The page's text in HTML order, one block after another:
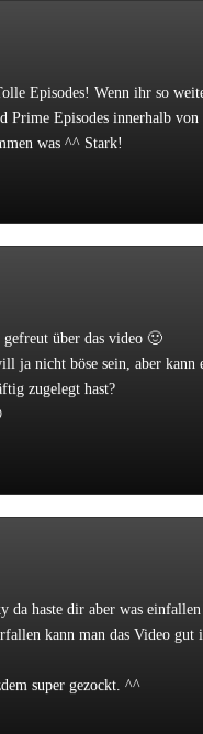
Episodes! Wenn ihr so
Prime Episodes innerhalb von
was ^^ Stark!
gefreut über das video 🙂
ja nicht böse sein, aber kann
zugelegt hast?
da haste dir aber was einfallen
kann man das Video gut
super gezockt. ^^